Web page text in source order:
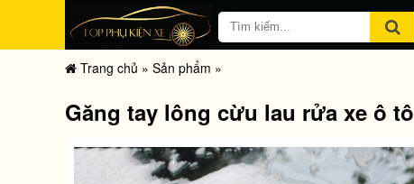
Trang chủ » Sản phẩm »
Găng tay lông cừu lau rửa xe ô tô